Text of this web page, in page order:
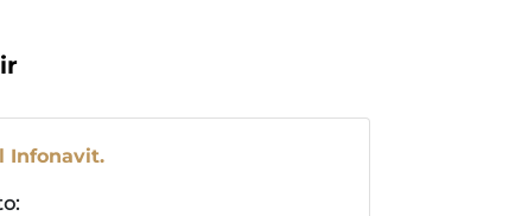
Infonavit.